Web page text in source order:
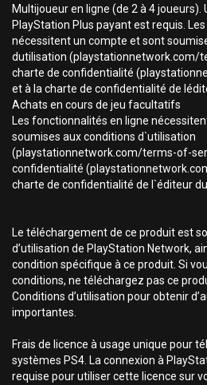
Multijoueur en ligne (de 2 à 4 joueurs).
PlayStation Plus payant est requis.
nécessitent un compte et sont
dutilisation (playstationnetwork.com/
charte de confidentialité
et à la charte de confidentialité de
Achats en cours de jeu facultatifs
Les fonctionnalités en ligne
soumises aux conditions d`utilisation
(playstationnetwork.com/terms-of-
confidentialité
charte de confidentialité de l`éditeur du
Le téléchargement de ce produit est
d’utilisation de PlayStation Network,
condition spécifique à ce produit. Si
conditions, ne téléchargez pas ce
Conditions d’utilisation pour obtenir
importantes.
Frais de licence à usage unique pour
systèmes PS4. La connexion à
requise pour utiliser cette licence sur